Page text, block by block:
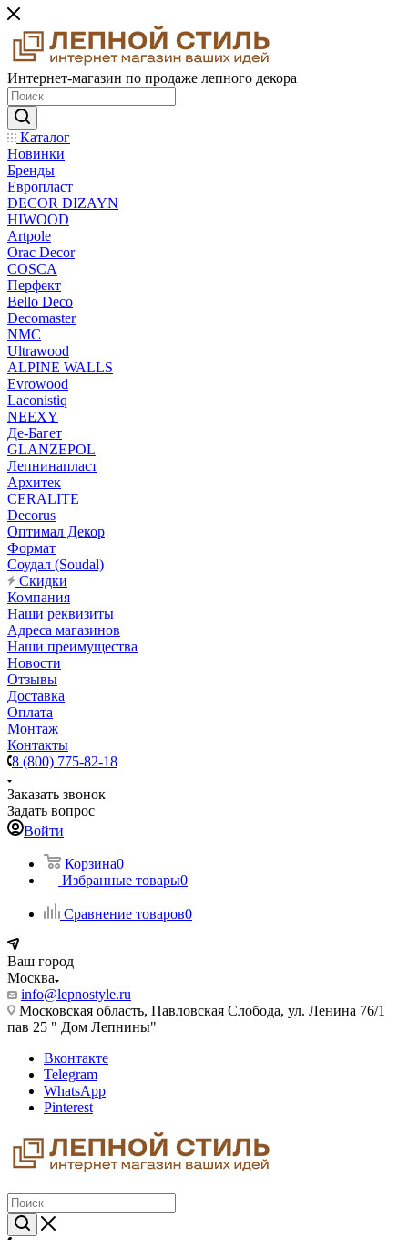
Интернет-магазин по продаже лепного декора
Каталог
Новинки
Бренды
Европласт
DECOR DIZAYN
HIWOOD
Artpole
Orac Decor
COSCA
Перфект
Bello Deco
Decomaster
NMС
Ultrawood
ALPINE WALLS
Evrowood
Laconistiq
NEEXY
Де-Багет
GLANZEPOL
Лепнинапласт
Архитек
CERALITE
Decorus
Оптимал Декор
Формат
Соудал (Soudal)
Скидки
Компания
Наши реквизиты
Адреса магазинов
Наши преимущества
Новости
Отзывы
Доставка
Оплата
Монтаж
Контакты
8 (800) 775-82-18
Заказать звонок
Задать вопрос
Войти
Корзина0
Избранные товары0
Сравнение товаров0
Ваш город
Москва
info@lepnostyle.ru
Московская область, Павловская Слобода, ул. Ленина 76/1
пав 25 " Дом Лепнины"
Вконтакте
Telegram
WhatsApp
Pinterest